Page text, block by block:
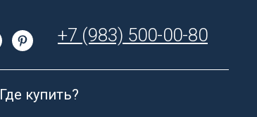
+7 (983) 500-00-80
Где купить?